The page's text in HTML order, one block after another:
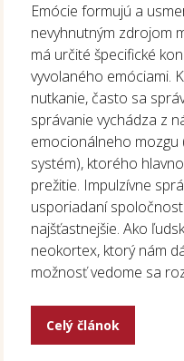
Emócie formujú a
nevyhnutným zdrojom
má určité špecifické
vyvolaného emóciami.
nutkanie, často sa
správanie vychádza z
emocionálneho mozgu
systém), ktorého
prežitie. Impulzívne
usporiadaní
najšťastnejšie. Ako
neokortex, ktorý nám
možnosť vedome sa
Celý článok